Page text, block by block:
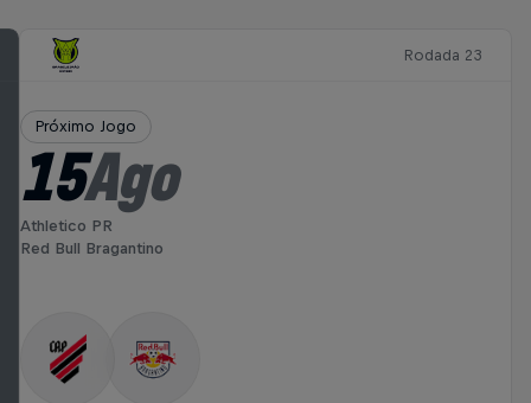
Rodada 23
Próximo Jogo
15Ago
Athletico PR
Red Bull Bragantino